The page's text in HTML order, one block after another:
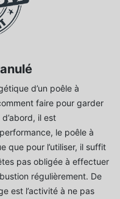
d’un poêle à
faire pour garder
il est
le poêle à
que pour l’utiliser, il suffit
pas obligée à effectuer
régulièrement. De
est l’activité à ne pas